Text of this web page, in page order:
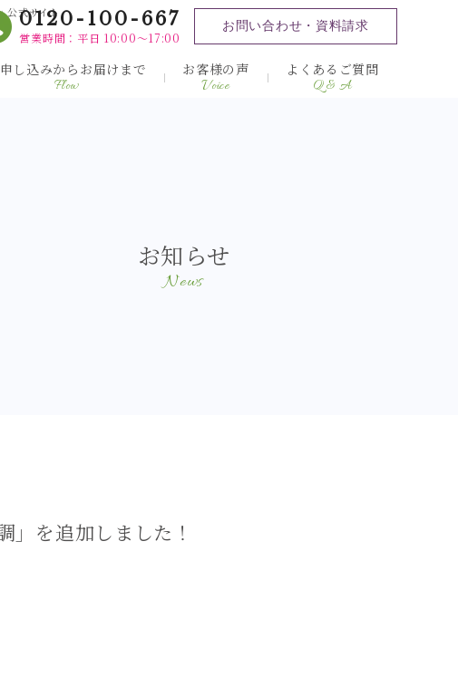
公式サイト
0120-100-667
営業時間：平日 10:00～17:00
お問い合わせ・資料請求
し込みからお届けまで
Flow
お客様の声
Voice
よくあるご質問
Q & A
お知らせ
News
」を追加しました！